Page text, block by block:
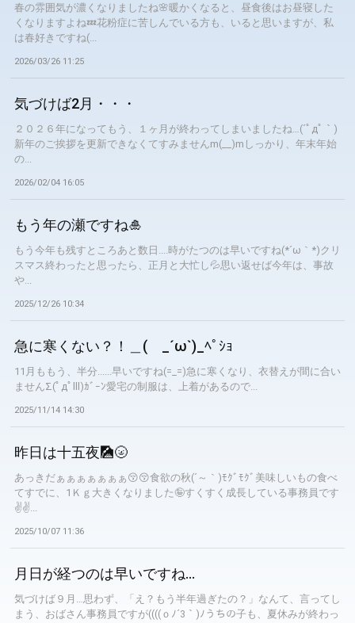
春の雰囲気が濃くなりましたね🌸暖かくなると、昼食後はお昼寝した
くなりますよね💤花粉症に苦しんでいる方も、いると思いますが、私
は春好きですね(...
2026/03/26 11:25
気づけば2月・・・
２０２６年になってもう、１ヶ月が終わってしまいましたね…(´ﾟдﾟ｀)
新年のご挨拶を更新できなくてすみませんm(__)mしっかり、年末年始
の...
2026/02/04 16:05
もう年の瀬ですね🎍
もう今年も残すところあと数日....時がたつのは早いですね(*´ω｀*)クリ
スマス終わったと思ったら、正月と大忙し💦思い返せば今年は、事故
や...
2025/12/26 10:34
急に寒くない？！＿( _´ω`)_ﾍﾟｼｮ
11月ももう、半分......早いですね(=_=)急に寒くなり、衣替えが間に合い
ませんΣ(ﾟдﾟlll)ｶﾞｰﾝ愛宅の制服は、上着があるので...
2025/11/14 14:30
昨日は十五夜🎑🌝
あっきだぁぁぁぁぁぁぁ😚😚食欲の秋(´～｀)ﾓｸﾞﾓｸﾞ美味しいもの食べ
てすでに、1Ｋｇ大きくなりました🤪すくすく成長している事務員です
✌✌...
2025/10/07 11:36
月日が経つのは早いですね...
気づけば９月…思わず、「え？もう半年過ぎたの？」なんて、言ってし
まう、おばさん事務員ですが((((ｏﾉ´3｀)ﾉうちの子も、夏休みが終わっ